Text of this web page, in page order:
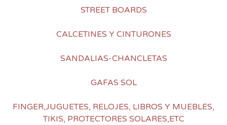
STREET BOARDS
CALCETINES Y CINTURONES
SANDALIAS-CHANCLETAS
GAFAS SOL
FINGER,JUGUETES, RELOJES, LIBROS Y MUEBLES,
TIKIS, PROTECTORES SOLARES,ETC